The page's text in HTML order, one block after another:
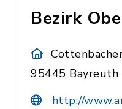
Bezirk
95445 Bayreuth
http://